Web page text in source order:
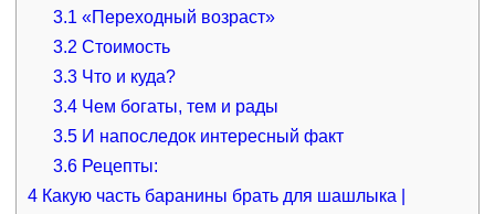
3.1 «Переходный возраст»
3.2 Стоимость
3.3 Что и куда?
3.4 Чем богаты, тем и рады
3.5 И напоследок интересный факт
3.6 Рецепты:
4Какую часть баранины брать для шашлыка |